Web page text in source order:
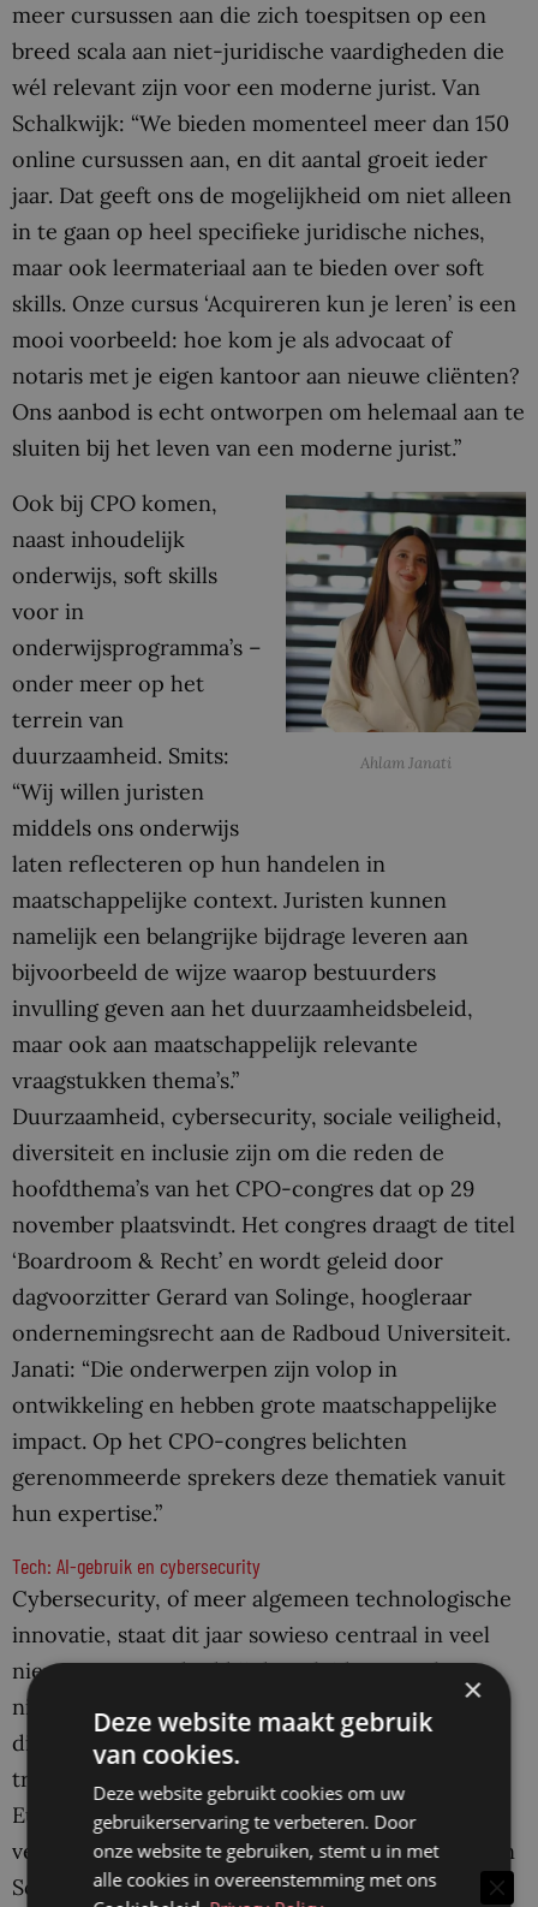
meer cursussen aan die zich toespitsen op een
breed scala aan niet-juridische vaardigheden die
wél relevant zijn voor een moderne jurist. Van
Schalkwijk: “We bieden momenteel meer dan 150
online cursussen aan, en dit aantal groeit ieder
jaar. Dat geeft ons de mogelijkheid om niet alleen
in te gaan op heel specifieke juridische niches,
maar ook leermateriaal aan te bieden over soft
skills. Onze cursus ‘Acquireren kun je leren’ is een
mooi voorbeeld: hoe kom je als advocaat of
notaris met je eigen kantoor aan nieuwe cliënten?
Ons aanbod is echt ontworpen om helemaal aan te
sluiten bij het leven van een moderne jurist.”
Ahlam Janati
Ook bij CPO komen,
naast inhoudelijk
onderwijs, soft skills
voor in
onderwijsprogramma’s –
onder meer op het
terrein van
duurzaamheid. Smits:
“Wij willen juristen
middels ons onderwijs
laten reflecteren op hun handelen in
maatschappelijke context. Juristen kunnen
namelijk een belangrijke bijdrage leveren aan
bijvoorbeeld de wijze waarop bestuurders
invulling geven aan het duurzaamheidsbeleid,
maar ook aan maatschappelijk relevante
vraagstukken thema’s.”
Duurzaamheid, cybersecurity, sociale veiligheid,
diversiteit en inclusie zijn om die reden de
hoofdthema’s van het CPO-congres dat op 29
november plaatsvindt. Het congres draagt de titel
‘Boardroom & Recht’ en wordt geleid door
dagvoorzitter Gerard van Solinge, hoogleraar
ondernemingsrecht aan de Radboud Universiteit.
Janati: “Die onderwerpen zijn volop in
ontwikkeling en hebben grote maatschappelijke
impact. Op het CPO-congres belichten
gerenommeerde sprekers deze thematiek vanuit
hun expertise.”
Tech: AI-gebruik en cybersecurity
Cybersecurity, of meer algemeen technologische
innovatie, staat dit jaar sowieso centraal in veel
nieuw cursusaanbod bij de opleiders. Dat komt
niet in de laatste plaats doordat in augustus van
dit jaar de nieuwe Europese AI Act in werking
trad, later dit jaar gevolgd door NIS2, de nieuwe
Europese cybersecurity-richtlijn. “NIS2 gaat heel
veel impact hebben, is onze inschatting”, zegt Van
Schalkwijk daarover. “Daarom gaan we er dit
×
Deze website maakt gebruik
van cookies.
Deze website gebruikt cookies om uw
gebruikerservaring te verbeteren. Door
onze website te gebruiken, stemt u in met
alle cookies in overeenstemming met ons